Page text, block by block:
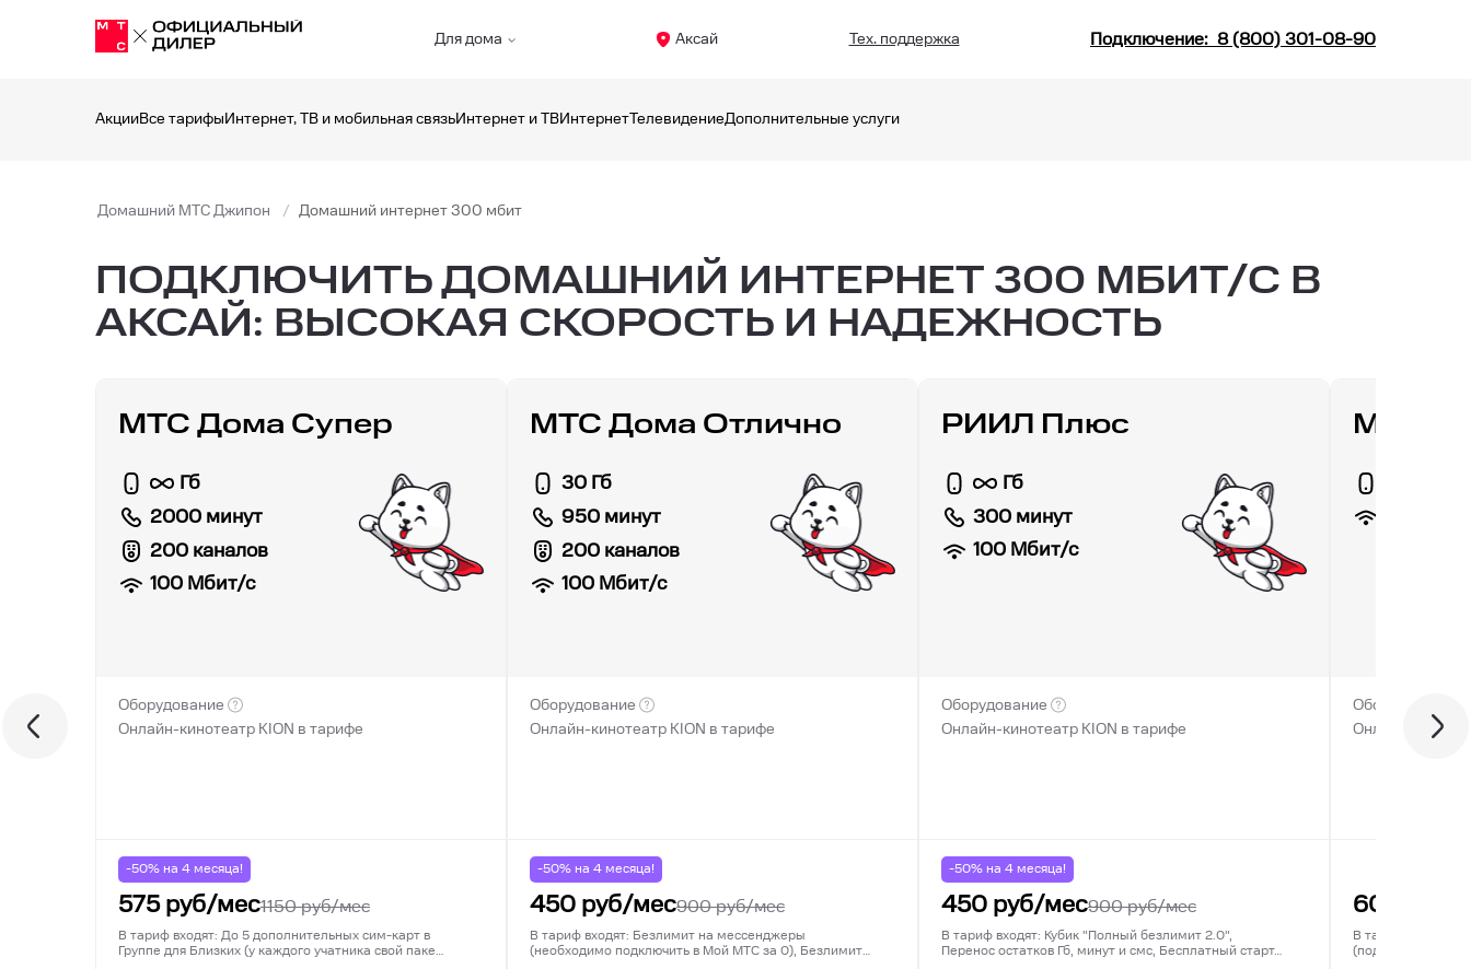
Для дома Аксай Тех. поддержка Подключение: 8 (800) 301-08-90
АкцииВсе тарифыИнтернет, ТВ и мобильная связьИнтернет и ТВИнтернетТелевидениеДополнительные услуги
Домашний МТС Джипон Домашний интернет 300 мбит
ПОДКЛЮЧИТЬ ДОМАШНИЙ ИНТЕРНЕТ 300 МБИТ/С В
АКСАЙ: ВЫСОКАЯ СКОРОСТЬ И НАДЕЖНОСТЬ
МТС Дома Супер
Гб
2000 минут
200 каналов
100 Мбит/с
Оборудование
Онлайн-кинотеатр KION в тарифе
-50% на 4 месяца!
575руб/мес1150руб/мес
В тариф входят: До 5 дополнительных сим-карт в
Группе для Близких (у каждого учатника свой паке…
МТС Дома Отлично
30 Гб
950 минут
200 каналов
100Мбит/с
Оборудование
Онлайн-кинотеатр KION в тарифе
-50% на 4месяца!
450руб/мес900руб/мес
В тариф входят: Безлимит на мессенджеры
(необходимо подключить в Мой МТС за 0), Безлимит
РИИЛ Плюс
Гб
300 минут
100Мбит/с
Оборудование
Онлайн-кинотеатр KION в тарифе
-50% на 4месяца!
450руб/мес900руб/мес
В тариф входят: Кубик "Полный безлимит 2.0",
Перенос остатков Гб, минут и смс, Бесплатный старт…
МТС
Оборудование
Онлайн-
600
В тариф входят:
(подключается